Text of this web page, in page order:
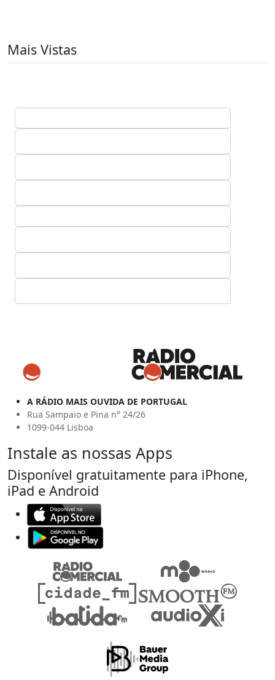
Mais Vistas
A RÁDIO MAIS OUVIDA DE PORTUGAL
Rua Sampaio e Pina n° 24/26
1099-044 Lisboa
Instale as nossas Apps
Disponível gratuitamente para iPhone,
iPad e Android